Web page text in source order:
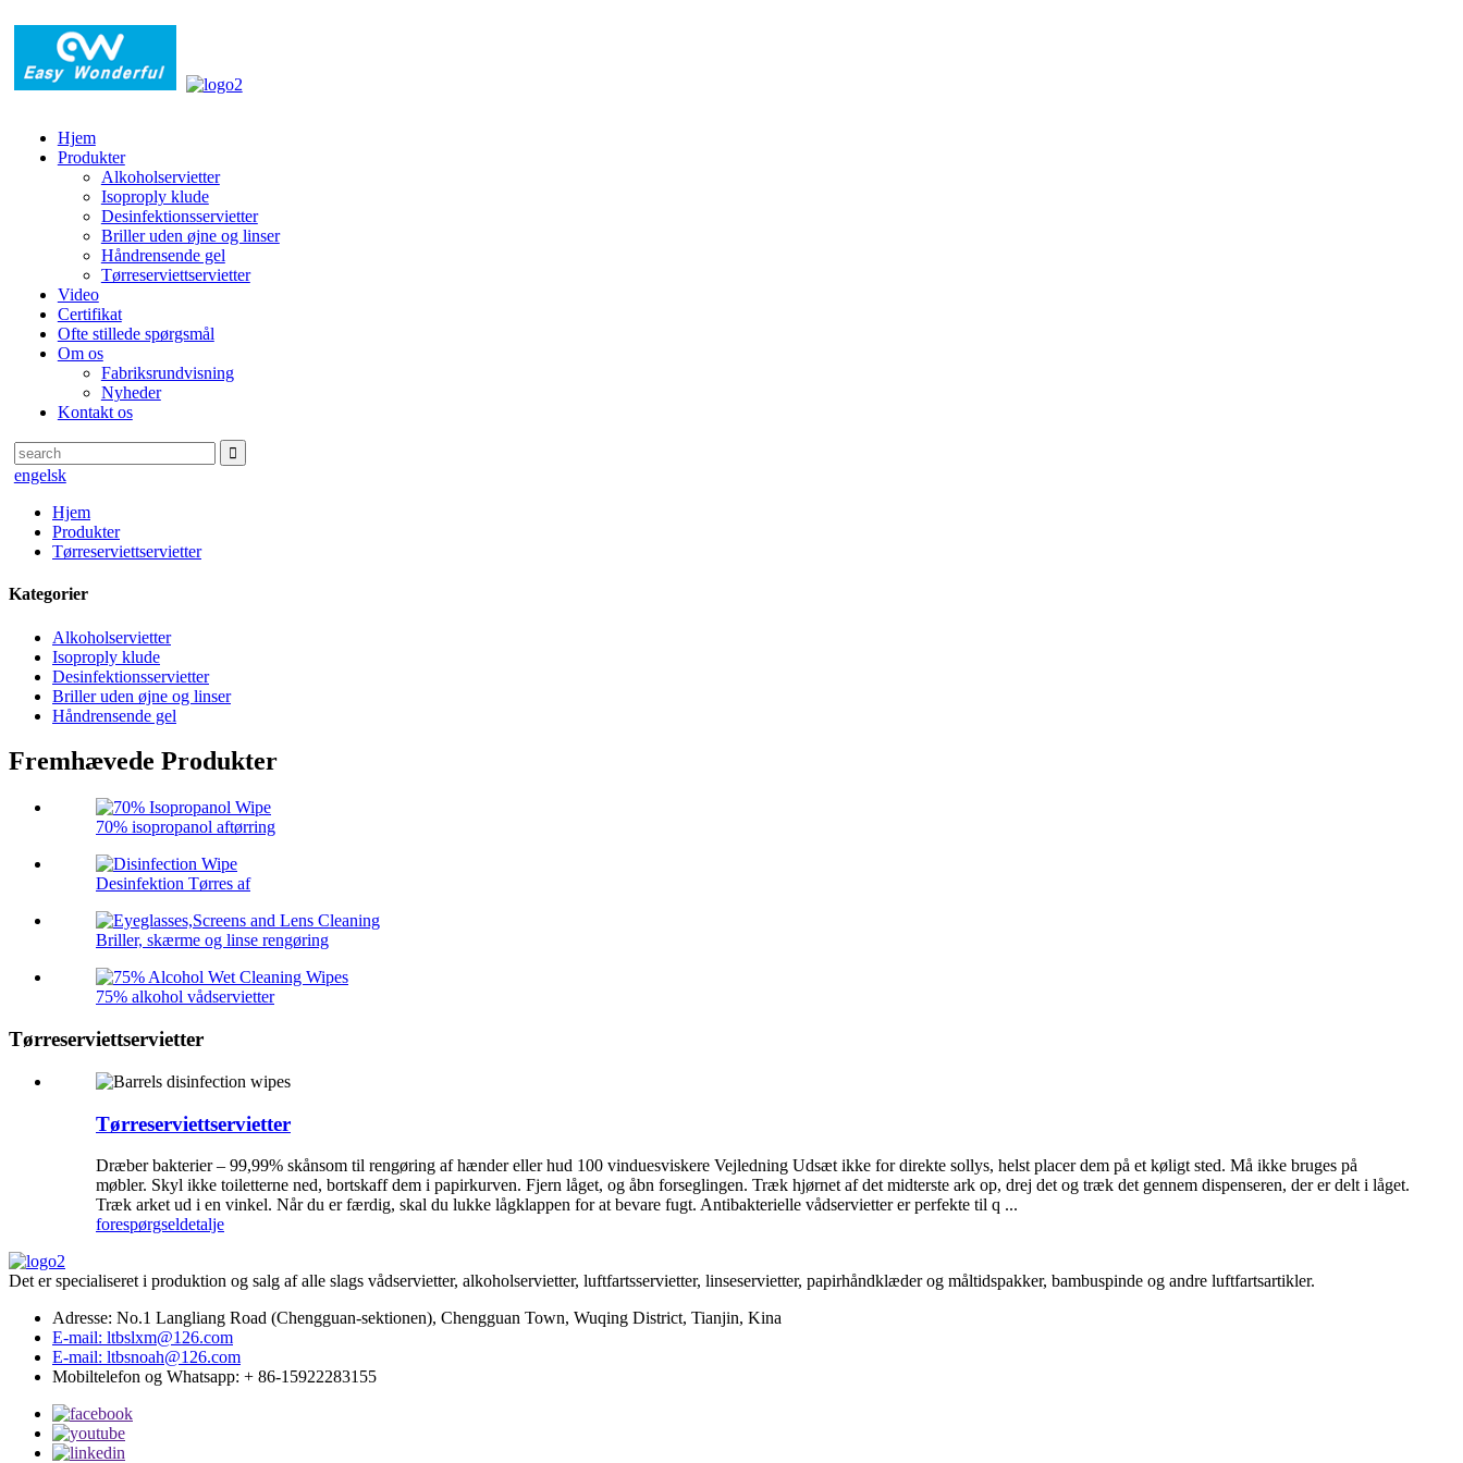
Hjem
Produkter
Alkoholservietter
Isoproply klude
Desinfektionsservietter
Briller uden øjne og linser
Håndrensende gel
Tørreserviettservietter
Video
Certifikat
Ofte stillede spørgsmål
Om os
Fabriksrundvisning
Nyheder
Kontakt os
engelsk
Hjem
Produkter
Tørreserviettservietter
Kategorier
Alkoholservietter
Isoproply klude
Desinfektionsservietter
Briller uden øjne og linser
Håndrensende gel
Fremhævede Produkter
70% isopropanol aftørring
Desinfektion Tørres af
Briller, skærme og linse rengøring
75% alkohol vådservietter
Tørreserviettservietter
Tørreserviettservietter
Dræber bakterier – 99,99% skånsom til rengøring af hænder eller hud 100 vinduesviskere Vejledning Udsæt ikke for direkte sollys, helst placer dem på et køligt sted. Må ikke bruges på
møbler. Skyl ikke toiletterne ned, bortskaff dem i papirkurven. Fjern låget, og åbn forseglingen. Træk hjørnet af det midterste ark op, drej det og træk det gennem dispenseren, der er delt i låget.
Træk arket ud i en vinkel. Når du er færdig, skal du lukke lågklappen for at bevare fugt. Antibakterielle vådservietter er perfekte til q ...
forespørgseldetalje
Det er specialiseret i produktion og salg af alle slags vådservietter, alkoholservietter, luftfartsservietter, linseservietter, papirhåndklæder og måltidspakker, bambuspinde og andre luftfartsartikler.
Adresse: No.1 Langliang Road (Chengguan-sektionen), Chengguan Town, Wuqing District, Tianjin, Kina
E-mail: ltbslxm@126.com
E-mail: ltbsnoah@126.com
Mobiltelefon og Whatsapp: + 86-15922283155